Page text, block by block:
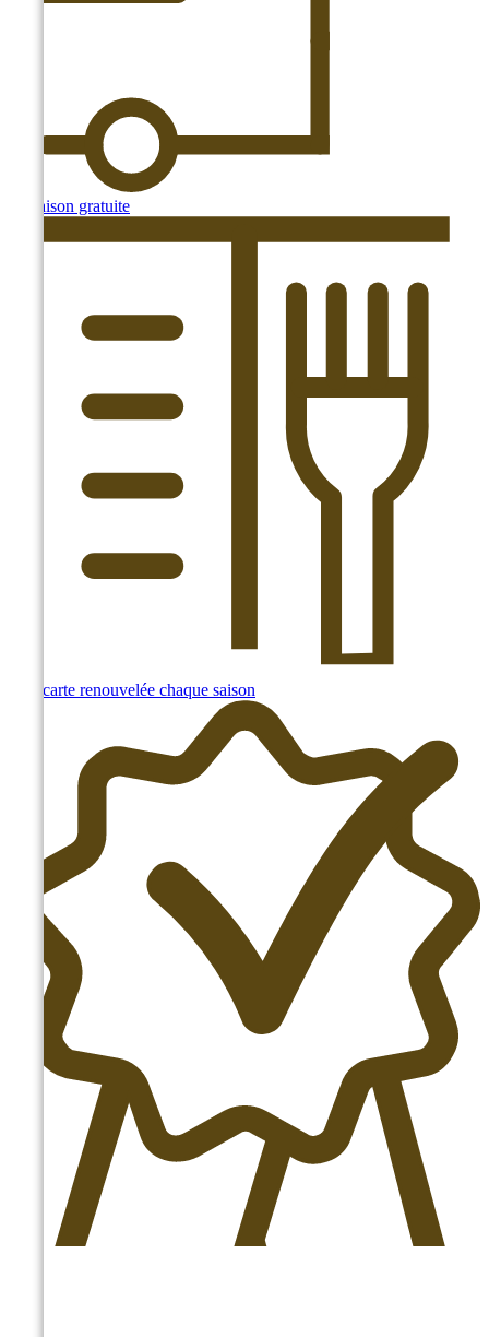
Livraison gratuite
Une carte renouvelée chaque saison